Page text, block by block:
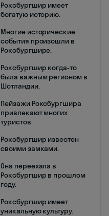
Роксбургшир имеет
богатую историю.
Многие исторические
события произошли в
Роксбургшире.
Роксбургшир когда-то
была важным регионом в
Шотландии.
Пейзажи Роксбургшира
привлекают многих
туристов.
Роксбургшир известен
своими замками.
Она переехала в
Роксбургшир в прошлом
году.
Роксбургшир имеет
уникальную культуру.